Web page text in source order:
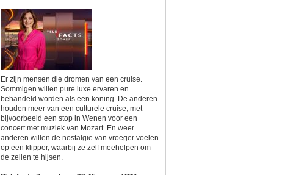
Er zijn mensen die dromen van een cruise.
Sommigen willen pure luxe ervaren en
behandeld worden als een koning. De anderen
houden meer van een culturele cruise, met
bijvoorbeeld een stop in Wenen voor een
concert met muziek van Mozart. En weer
anderen willen de nostalgie van vroeger voelen
op een klipper, waarbij ze zelf meehelpen om
de zeilen te hijsen.